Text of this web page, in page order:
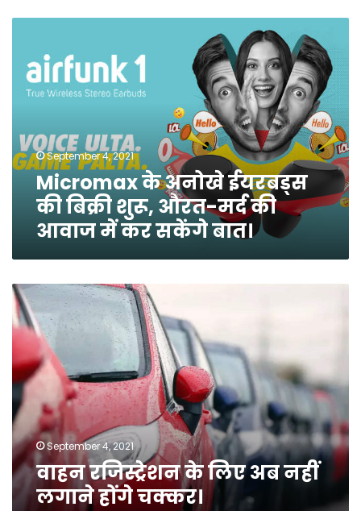
अनोखे
ईयरबड्स
औरत-
मर्द
आवाज
बात।
September 4, 2021
Micromax के अनोखे ईयरबड्स
की बिक्री शुरू, औरत-मर्द की
आवाज में कर सकेंगे बात।
वाहन
रजिस्ट्रेशन
के
लिए
अब
नहीं
लगाने
होंगे
चक्कर।
September 4, 2021
वाहन रजिस्ट्रेशन के लिए अब नहीं
लगाने होंगे चक्कर।